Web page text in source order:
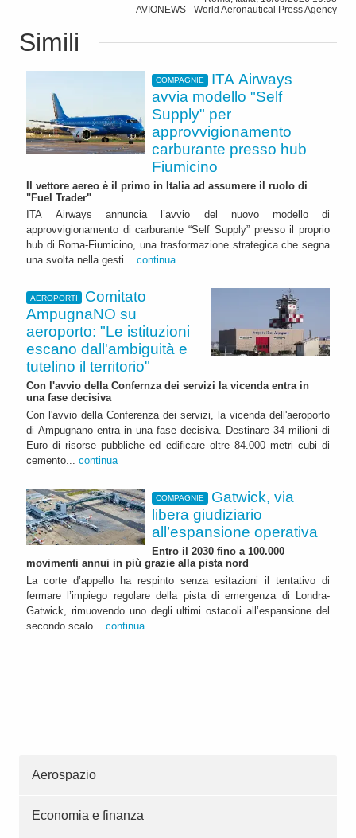
AVIONEWS - World Aeronautical Press Agency
Simili
COMPAGNIE
ITA Airways
avvia modello "Self
Supply" per
approvvigionamento
carburante presso hub
Fiumicino
Il vettore aereo è il primo in Italia ad assumere il ruolo di
"Fuel Trader"
ITA Airways annuncia l’avvio del nuovo modello di
approvvigionamento di carburante “Self Supply” presso il proprio
hub di Roma-Fiumicino, una trasformazione strategica che segna
una svolta nella gesti... continua
AEROPORTI
Comitato
AmpugnaNO su
aeroporto: "Le istituzioni
escano dall'ambiguità e
tutelino il territorio"
Con l'avvio della Confernza dei servizi la vicenda entra in
una fase decisiva
Con l'avvio della Conferenza dei servizi, la vicenda dell'aeroporto
di Ampugnano entra in una fase decisiva. Destinare 34 milioni di
Euro di risorse pubbliche ed edificare oltre 84.000 metri cubi di
cemento... continua
COMPAGNIE
Gatwick, via
libera giudiziario
all’espansione operativa
Entro il 2030 fino a 100.000
movimenti annui in più grazie alla pista nord
La corte d’appello ha respinto senza esitazioni il tentativo di
fermare l’impiego regolare della pista di emergenza di Londra-
Gatwick, rimuovendo uno degli ultimi ostacoli all’espansione del
secondo scalo... continua
Aerospazio
Economia e finanza